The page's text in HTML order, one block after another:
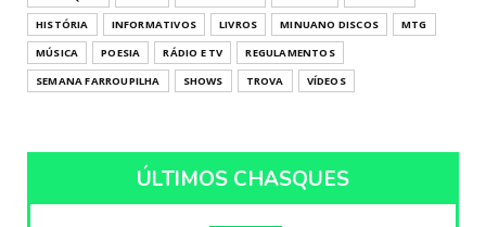
HISTÓRIA
INFORMATIVOS LIVROS MINUANO DISCOS
MTG
MÚSICA
POESIA RÁDIO E TV
REGULAMENTOS
SEMANA FARROUPILHA
SHOWS TROVA VÍDEOS
ÚLTIMOS CHASQUES